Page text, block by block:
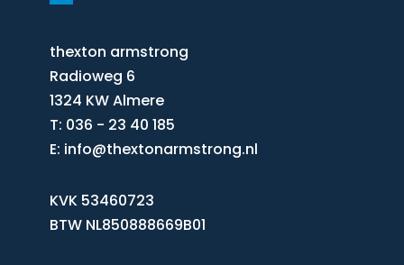
thexton armstrong
Radioweg 6
1324 KW Almere
T: 036 - 23 40 185
E: info@thextonarmstrong.nl
KVK 53460723
BTW NL850888669B01